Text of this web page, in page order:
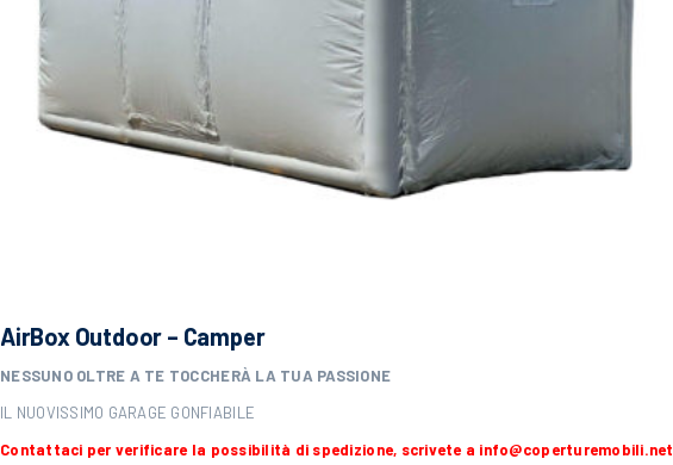
AirBox Outdoor – Camper
NESSUNO OLTRE A TE TOCCHERÀ LA TUA PASSIONE
IL NUOVISSIMO GARAGE GONFIABILE
Contattaci per verificare la possibilità di spedizione, scrivete a info@coperturemobili.net